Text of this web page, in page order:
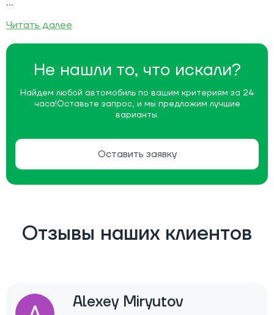
Не нашли то, что искали?
Найдем любой автомобиль по вашим критериям за 24
часа!Оставьте запрос, и мы предложим лучшие
варианты.
Оставить заявку
Читать далее
Отзывы наших клиентов
Alexey Miryutov